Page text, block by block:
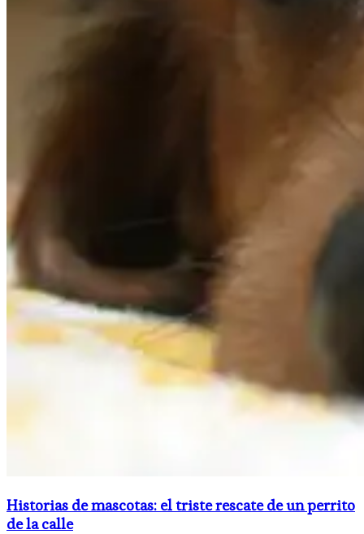
Historias de mascotas: el triste rescate de un perrito
de la calle